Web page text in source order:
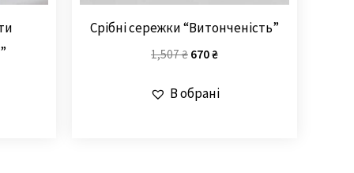
Срібні сережки “Витонченість”
1,507₴ 670₴
В обрані